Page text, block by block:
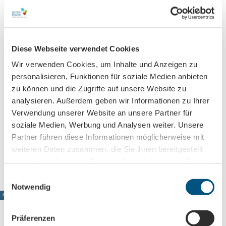
Diese Webseite verwendet Cookies
Wir verwenden Cookies, um Inhalte und Anzeigen zu
personalisieren, Funktionen für soziale Medien anbieten
zu können und die Zugriffe auf unsere Website zu
analysieren. Außerdem geben wir Informationen zu Ihrer
Verwendung unserer Website an unsere Partner für
soziale Medien, Werbung und Analysen weiter. Unsere
Partner führen diese Informationen möglicherweise mit
weiteren Daten zusammen, die Sie ihnen bereitgestellt
n
Notwendig
Präferenzen
;
l
e
F
o
t
o
g
r
e
Kontaktdaten
Niederwerder 6
04720Döbeln
+49 (0)3431 7046852
info@doebelner-pferdebahn.de
Website
Anreise mit dem Auto
Anreise mit öffentlichen Verkehrsmitteln
© www.pkfotografie.com, Philipp Kirschner